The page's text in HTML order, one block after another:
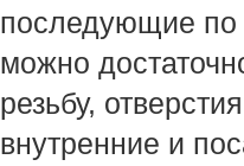
последующие
можно
резьбу,
внутренние и